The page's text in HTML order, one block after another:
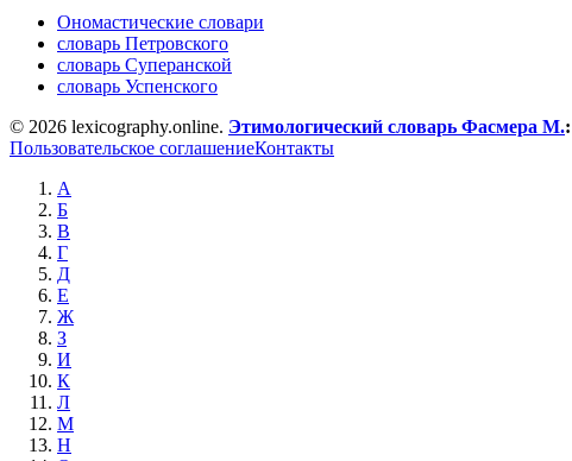
Ономастические словари
словарь Петровского
словарь Суперанской
словарь Успенского
© 2026 lexicography.online. Этимологический словарь Фасмера М.:
Пользовательское соглашениеКонтакты
А
Б
В
Г
Д
Е
Ж
З
И
К
Л
М
Н